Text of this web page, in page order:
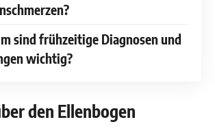
sind frühzeitige Diagnosen und
wichtig?
den Ellenbogen